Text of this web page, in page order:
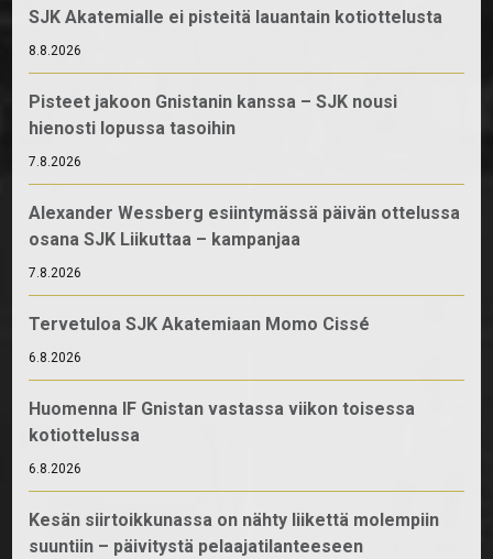
SJK Akatemialle ei pisteitä lauantain kotiottelusta
8.8.2026
Pisteet jakoon Gnistanin kanssa – SJK nousi
hienosti lopussa tasoihin
7.8.2026
Alexander Wessberg esiintymässä päivän ottelussa
osana SJK Liikuttaa – kampanjaa
7.8.2026
Tervetuloa SJK Akatemiaan Momo Cissé
6.8.2026
Huomenna IF Gnistan vastassa viikon toisessa
kotiottelussa
6.8.2026
Kesän siirtoikkunassa on nähty liikettä molempiin
suuntiin – päivitystä pelaajatilanteeseen